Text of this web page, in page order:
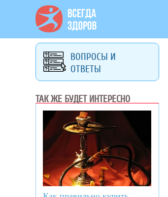
ВОПРОСЫ И
ОТВЕТЫ
ТАК ЖЕ БУДЕТ ИНТЕРЕСНО